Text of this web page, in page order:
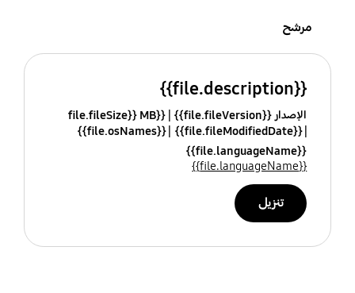
مرشح
{{file.description}}
الإصدار {{file.fileVersion}}
{{file.fileSize}} MB
{{file.fileModifiedDate}}
{{file.osNames}}
{{file.languageName}}
{{file.languageName}}
تنزيل